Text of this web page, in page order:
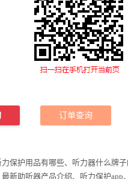
订单查询
保护用品有哪些、听力器什么牌
新助听器产品介绍、听力保护app